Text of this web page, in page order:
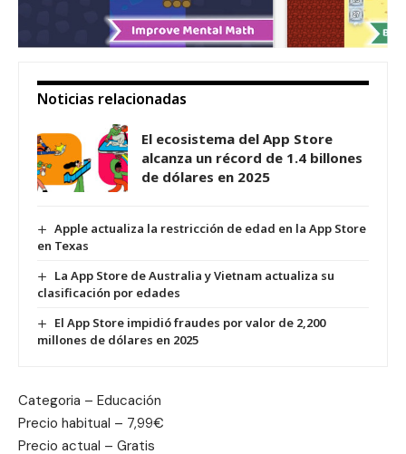
Noticias relacionadas
El ecosistema del App Store
alcanza un récord de 1.4 billones
de dólares en 2025
Apple actualiza la restricción de edad en la App Store
en Texas
La App Store de Australia y Vietnam actualiza su
clasificación por edades
El App Store impidió fraudes por valor de 2,200
millones de dólares en 2025
Categoria – Educación
Precio habitual – 7,99€
Precio actual – Gratis